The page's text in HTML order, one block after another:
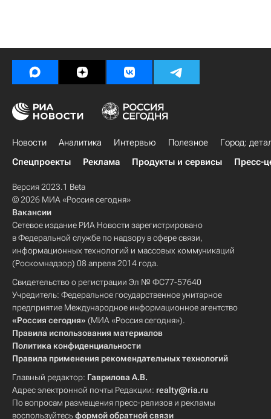
Новости Аналитика Интервью Полезное
Город:
Спецпроекты
Реклама Продукты и сервисы Пресс-
Версия 2023.1 Beta
© 2026 МИА «Россия сегодня»
Вакансии
Сетевое издание РИА Новости зарегистрировано
в Федеральной службе по надзору в сфере связи,
информационных технологий и массовых коммуникаций
(Роскомнадзор) 08 апреля 2014 года.
Свидетельство о регистрации Эл № ФС77-57640
Учредитель: Федеральное государственное унитарное
предприятие Международное информационное агентство
«Россия сегодня» (МИА «Россия сегодня»).
Правила использования материалов
Политика конфиденциальности
Правила применения рекомендательных технологий
Главный редактор: Гаврилова А.В.
Адрес электронной почты Редакции: realty@ria.ru
По вопросам размещения пресс-релизов и рекламы
воспользуйтесьформой обратной связи